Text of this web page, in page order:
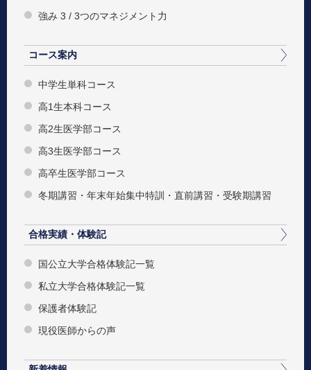
強み 3 / 3つのマネジメント力
コース案内
中学生単科コース
高1生本科コース
高2生医学部コース
高3生医学部コース
高卒生医学部コース
冬期講習・年末年始集中特訓・直前講習・受験期講習
合格実績・体験記
国公立大学合格体験記一覧
私立大学合格体験記一覧
保護者体験記
現役医師からの声